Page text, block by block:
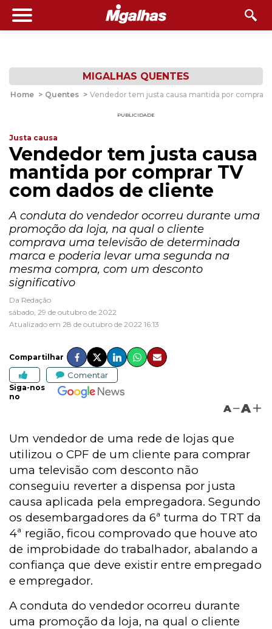
MIGALHAS QUENTES
Home > Quentes > Vendedor tem justa causa mantida por comprar
PUBLICIDADE
Justa causa
Vendedor tem justa causa
mantida por comprar TV
com dados de cliente
A conduta do vendedor ocorreu durante uma
promoção da loja, na qual o cliente
comprava uma televisão de determinada
marca e poderia levar uma segunda na
mesma compra, com um desconto
significativo
Da Redação
sábado, 29 de outubro de 2022
Atualizado em 28 de outubro de 2022 16:13
Compartilhar
Comentar
Siga-nos
no
A A
Um vendedor de uma rede de lojas que
utilizou o CPF de um cliente para comprar
uma televisão com desconto não
conseguiu reverter a dispensa por justa
causa aplicada pela empregadora. Segundo
os desembargadores da 6ª turma do TRT da
4ª região, ficou comprovado que houve ato
de improbidade do trabalhador, abalando a
confiança que deve existir entre empregado
e empregador.
A conduta do vendedor ocorreu durante
uma promoção da loja, na qual o cliente